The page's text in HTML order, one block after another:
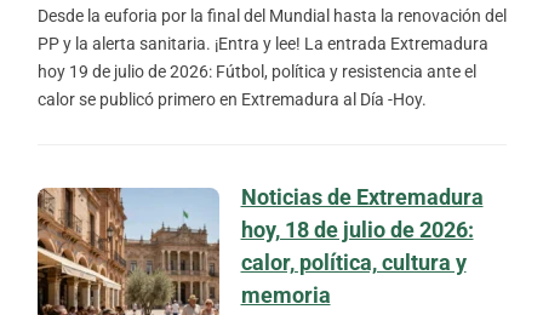
Desde la euforia por la final del Mundial hasta la renovación del
PP y la alerta sanitaria. ¡Entra y lee! La entrada Extremadura
hoy 19 de julio de 2026: Fútbol, política y resistencia ante el
calor se publicó primero en Extremadura al Día -Hoy.
Noticias de Extremadura
hoy, 18 de julio de 2026:
calor, política, cultura y
memoria